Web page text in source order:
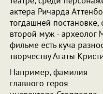
актера Ричарда
тогдашней постановке,
второй муж - археолог
фильме есть куча
творчеству Агаты
Например, фамилия
главного героя